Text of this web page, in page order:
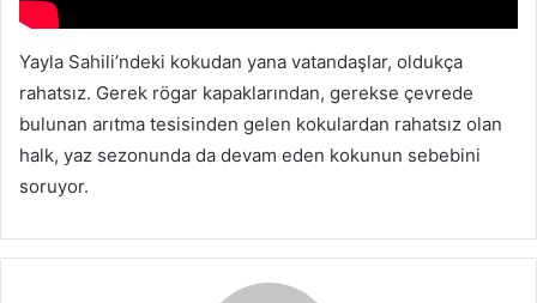
Yayla Sahili’ndeki kokudan yana vatandaşlar, oldukça
rahatsız. Gerek rögar kapaklarından, gerekse çevrede
bulunan arıtma tesisinden gelen kokulardan rahatsız olan
halk, yaz sezonunda da devam eden kokunun sebebini
soruyor.